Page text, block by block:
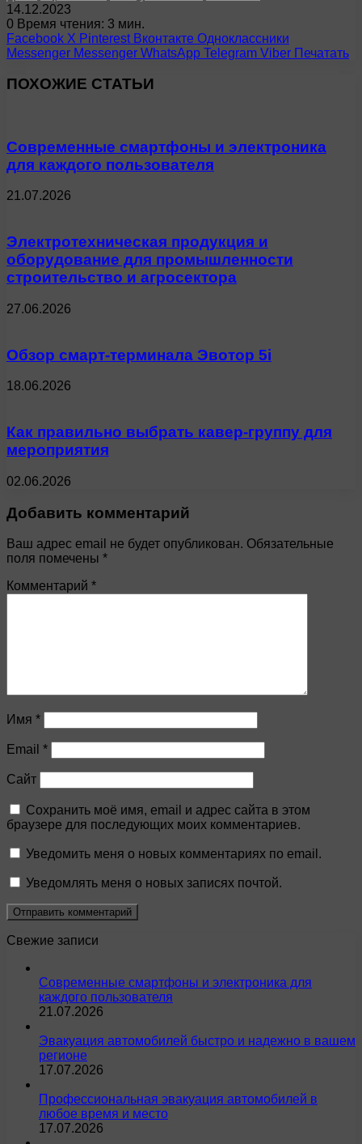
14.12.2023
0 Время чтения: 3 мин.
Facebook X Pinterest Вконтакте Одноклассники
Messenger Messenger WhatsApp Telegram Viber Печатать
ПОХОЖИЕ СТАТЬИ
Современные смартфоны и электроника
для каждого пользователя
21.07.2026
Электротехническая продукция и
оборудование для промышленности
строительство и агросектора
27.06.2026
Обзор смарт-терминала Эвотор 5i
18.06.2026
Как правильно выбрать кавер-группу для
мероприятия
02.06.2026
Добавить комментарий
Ваш адрес email не будет опубликован. Обязательные
поля помечены *
Комментарий *
Имя *
Email *
Сайт
Сохранить моё имя, email и адрес сайта в этом
браузере для последующих моих комментариев.
Уведомить меня о новых комментариях по email.
Уведомлять меня о новых записях почтой.
Свежие записи
Современные смартфоны и электроника для
каждого пользователя
21.07.2026
Эвакуация автомобилей быстро и надежно в вашем
регионе
17.07.2026
Профессиональная эвакуация автомобилей в
любое время и место
17.07.2026